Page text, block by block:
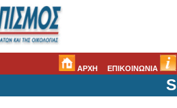
ΑΡΧΗ ΕΠΙΚΟΙΝΩΝΙΑ